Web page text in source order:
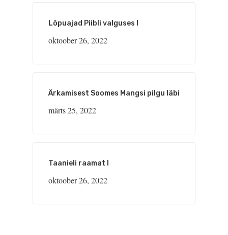
Lõpuajad Piibli valguses I
oktoober 26, 2022
Ärkamisest Soomes Mangsi pilgu läbi
märts 25, 2022
Taanieli raamat I
oktoober 26, 2022